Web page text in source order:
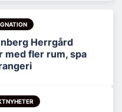
Herrgård
med fler rum, spa